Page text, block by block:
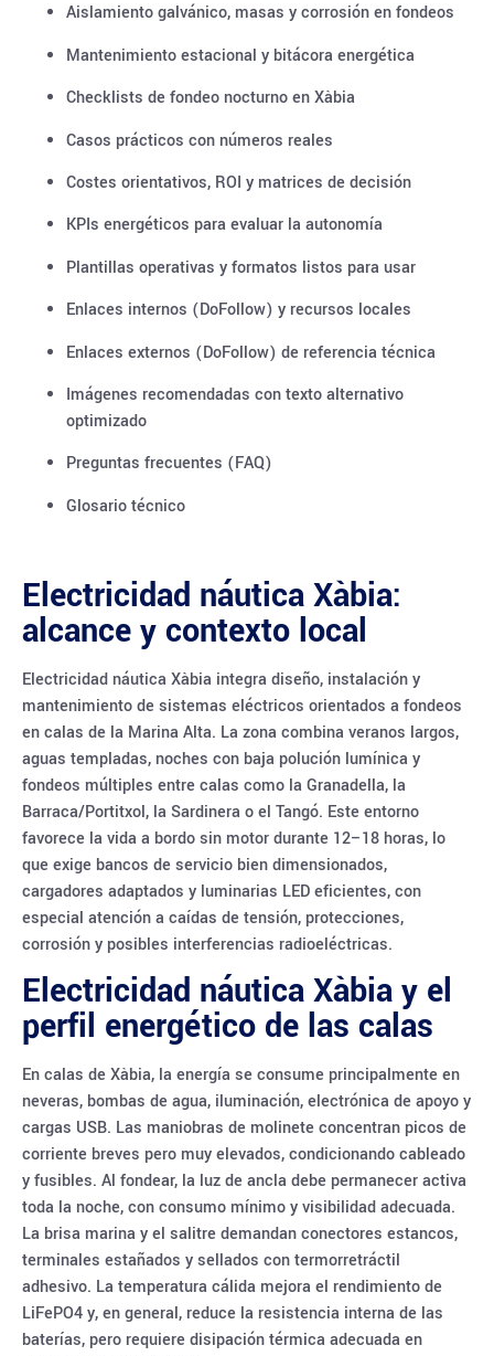
Aislamiento galvánico, masas y corrosión en fondeos
Mantenimiento estacional y bitácora energética
Checklists de fondeo nocturno en Xàbia
Casos prácticos con números reales
Costes orientativos, ROI y matrices de decisión
KPIs energéticos para evaluar la autonomía
Plantillas operativas y formatos listos para usar
Enlaces internos (DoFollow) y recursos locales
Enlaces externos (DoFollow) de referencia técnica
Imágenes recomendadas con texto alternativo
optimizado
Preguntas frecuentes (FAQ)
Glosario técnico
Electricidad náutica Xàbia:
alcance y contexto local
Electricidad náutica Xàbia integra diseño, instalación y
mantenimiento de sistemas eléctricos orientados a fondeos
en calas de la Marina Alta. La zona combina veranos largos,
aguas templadas, noches con baja polución lumínica y
fondeos múltiples entre calas como la Granadella, la
Barraca/Portitxol, la Sardinera o el Tangó. Este entorno
favorece la vida a bordo sin motor durante 12–18 horas, lo
que exige bancos de servicio bien dimensionados,
cargadores adaptados y luminarias LED eficientes, con
especial atención a caídas de tensión, protecciones,
corrosión y posibles interferencias radioeléctricas.
Electricidad náutica Xàbia y el
perfil energético de las calas
En calas de Xàbia, la energía se consume principalmente en
neveras, bombas de agua, iluminación, electrónica de apoyo y
cargas USB. Las maniobras de molinete concentran picos de
corriente breves pero muy elevados, condicionando cableado
y fusibles. Al fondear, la luz de ancla debe permanecer activa
toda la noche, con consumo mínimo y visibilidad adecuada.
La brisa marina y el salitre demandan conectores estancos,
terminales estañados y sellados con termorretráctil
adhesivo. La temperatura cálida mejora el rendimiento de
LiFePO4 y, en general, reduce la resistencia interna de las
baterías, pero requiere disipación térmica adecuada en